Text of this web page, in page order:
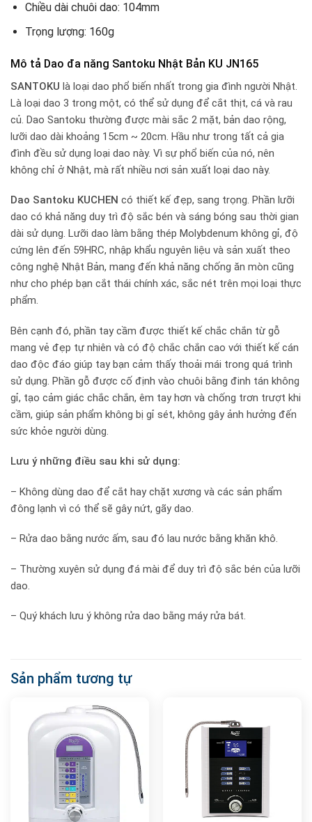
Chiều dài chuôi dao: 104mm
Trọng lượng: 160g
Mô tả Dao đa năng Santoku Nhật Bản KU JN165
SANTOKU là loại dao phổ biến nhất trong gia đình người Nhật.
Là loại dao 3 trong một, có thể sử dụng để cắt thịt, cá và rau
củ. Dao Santoku thường được mài sắc 2 mặt, bản dao rộng,
lưỡi dao dài khoảng 15cm ~ 20cm. Hầu như trong tất cả gia
đình đều sử dụng loại dao này. Vì sự phổ biến của nó, nên
không chỉ ở Nhật, mà rất nhiều nơi sản xuất loại dao này.
Dao Santoku KUCHEN có thiết kế đẹp, sang trọng. Phần lưỡi
dao có khả năng duy trì độ sắc bén và sáng bóng sau thời gian
dài sử dụng. Lưỡi dao làm bằng thép Molybdenum không gỉ, độ
cứng lên đến 59HRC, nhập khẩu nguyên liệu và sản xuất theo
công nghệ Nhật Bản, mang đến khả năng chống ăn mòn cũng
như cho phép bạn cắt thái chính xác, sắc nét trên mọi loại thực
phẩm.
Bên cạnh đó, phần tay cầm được thiết kế chắc chắn từ gỗ
mang vẻ đẹp tự nhiên và có độ chắc chắn cao với thiết kế cán
dao độc đáo giúp tay bạn cảm thấy thoải mái trong quá trình
sử dụng. Phần gỗ được cố định vào chuôi bằng đinh tán không
gỉ, tạo cảm giác chắc chắn, êm tay hơn và chống trơn trượt khi
cầm, giúp sản phẩm không bị gỉ sét, không gây ảnh hưởng đến
sức khỏe người dùng.
Lưu ý những điều sau khi sử dụng:
– Không dùng dao để cắt hay chặt xương và các sản phẩm
đông lạnh vì có thể sẽ gây nứt, gãy dao.
– Rửa dao bằng nước ấm, sau đó lau nước bằng khăn khô.
– Thường xuyên sử dụng đá mài để duy trì độ sắc bén của lưỡi
dao.
– Quý khách lưu ý không rửa dao bằng máy rửa bát.
Sản phẩm tương tự